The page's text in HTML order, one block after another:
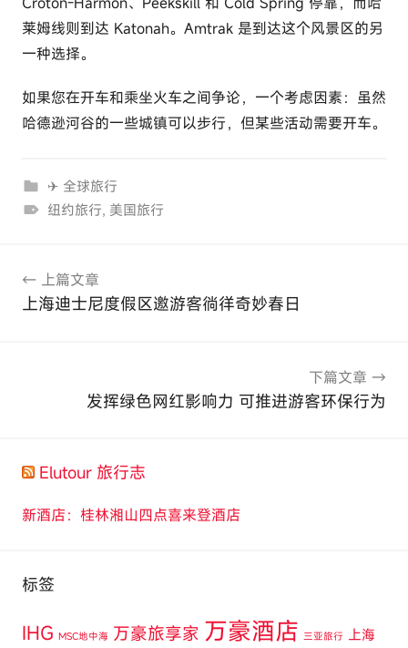
莱姆线则到达 Katonah。Amtrak 是到达这个风景区的另
一种选择。
如果您在开车和乘坐火车之间争论，一个考虑因素：虽然
哈德逊河谷的一些城镇可以步行，但某些活动需要开车。
✈ 全球旅行
纽约旅行, 美国旅行
上篇文章
上海迪士尼度假区邀游客徜徉奇妙春日
下篇文章
发挥绿色网红影响力 可推进游客环保行为
Elutour 旅行志
新酒店：桂林湘山四点喜来登酒店
标签
IHG MSC地中海 万豪旅享家 万豪酒店 三亚旅行 上海